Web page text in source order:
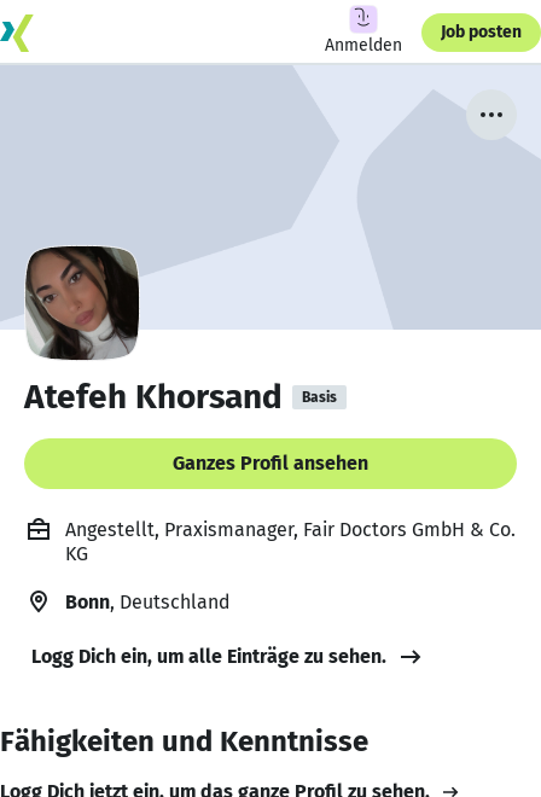
Anmelden
Job posten
Atefeh Khorsand Basis
Ganzes Profil ansehen
Angestellt, Praxismanager, Fair Doctors GmbH & Co.
KG
Bonn, Deutschland
Logg Dich ein, um alle Einträge zu sehen.
Fähigkeiten und Kenntnisse
Logg Dich jetzt ein, um das ganze Profil zu sehen.